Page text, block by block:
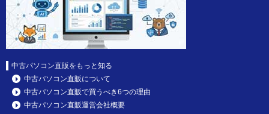
中古パソコン直販をもっと知る
中古パソコン直販について
中古パソコン直販で買うべき6つの理由
中古パソコン直販運営会社概要